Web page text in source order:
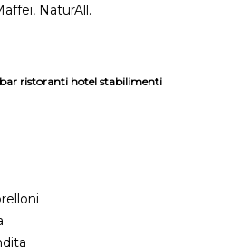
NaturAll.
bar ristoranti hotel stabilimenti